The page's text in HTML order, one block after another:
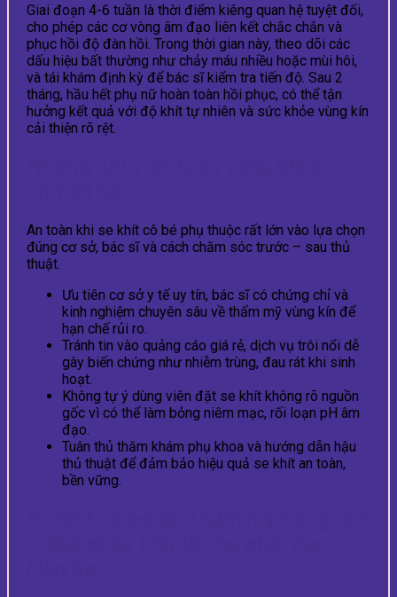
Giai đoạn 4-6 tuần là thời điểm kiêng quan hệ tuyệt đối,
cho phép các cơ vòng âm đạo liên kết chắc chắn và
phục hồi độ đàn hồi. Trong thời gian này, theo dõi các
dấu hiệu bất thường như chảy máu nhiều hoặc mùi hôi,
và tái khám định kỳ để bác sĩ kiểm tra tiến độ. Sau 2
tháng, hầu hết phụ nữ hoàn toàn hồi phục, có thể tận
hưởng kết quả với độ khít tự nhiên và sức khỏe vùng kín
cải thiện rõ rệt.
An toàn khi se khít cô bé phụ thuộc rất lớn vào lựa chọn
đúng cơ sở, bác sĩ và cách chăm sóc trước – sau thủ
thuật.
Ưu tiên cơ sở y tế uy tín, bác sĩ có chứng chỉ và
kinh nghiệm chuyên sâu về thẩm mỹ vùng kín để
hạn chế rủi ro.
Tránh tin vào quảng cáo giá rẻ, dịch vụ trôi nổi dễ
gây biến chứng như nhiễm trùng, đau rát khi sinh
hoạt.
Không tự ý dùng viên đặt se khít không rõ nguồn
gốc vì có thể làm bỏng niêm mạc, rối loạn pH âm
đạo.
Tuân thủ thăm khám phụ khoa và hướng dẫn hậu
thủ thuật để đảm bảo hiệu quả se khít an toàn,
bền vững.